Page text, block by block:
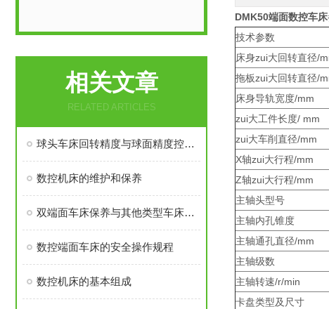
相关文章
RELATED ARTICLES
球头车床回转精度与球面精度控制原理
数控机床的维护和保养
双端面车床保养与其他类型车床保养有哪些不同？
数控端面车床的安全操作规程
数控机床的基本组成
DMK50端面数控车床
技术参数
床身zui大回转直径/
拖板zui大回转直径/
床身导轨宽度/mm
zui大工件长度/ mm
zui大车削直径/mm
X轴zui大行程/mm
Z轴zui大行程/mm
主轴头型号
主轴内孔锥度
主轴通孔直径/mm
主轴级数
主轴转速/r/min
卡盘类型及尺寸